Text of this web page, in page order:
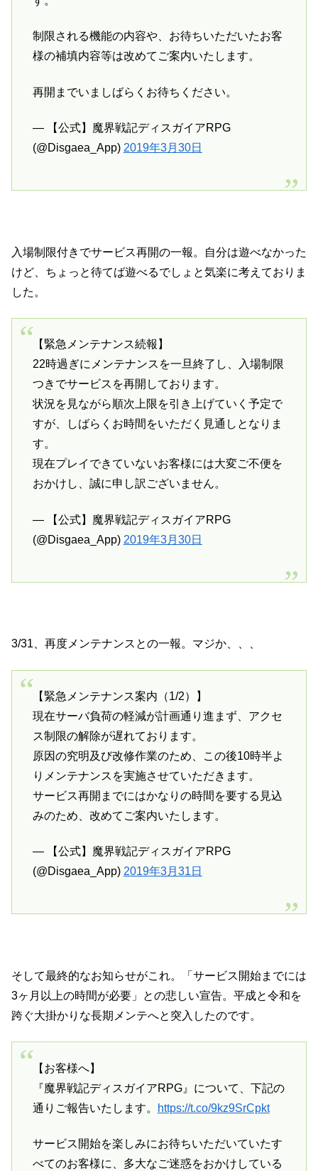
制限される機能の内容や、お待ちいただいたお客
様の補填内容等は改めてご案内いたします。
再開までいましばらくお待ちください。
— 【公式】魔界戦記ディスガイアRPG
(@Disgaea_App) 2019年3月30日
入場制限付きでサービス再開の一報。自分は遊べなかった
けど、ちょっと待てば遊べるでしょと気楽に考えておりま
した。
【緊急メンテナンス続報】
22時過ぎにメンテナンスを一旦終了し、入場制限
つきでサービスを再開しております。
状況を見ながら順次上限を引き上げていく予定で
すが、しばらくお時間をいただく見通しとなりま
す。
現在プレイできていないお客様には大変ご不便を
おかけし、誠に申し訳ございません。
— 【公式】魔界戦記ディスガイアRPG
(@Disgaea_App) 2019年3月30日
3/31、再度メンテナンスとの一報。マジか、、、
【緊急メンテナンス案内（1/2）】
現在サーバ負荷の軽減が計画通り進まず、アクセ
ス制限の解除が遅れております。
原因の究明及び改修作業のため、この後10時半よ
りメンテナンスを実施させていただきます。
サービス再開までにはかなりの時間を要する見込
みのため、改めてご案内いたします。
— 【公式】魔界戦記ディスガイアRPG
(@Disgaea_App) 2019年3月31日
そして最終的なお知らせがこれ。「サービス開始までには
3ヶ月以上の時間が必要」との悲しい宣告。平成と令和を
跨ぐ大掛かりな長期メンテへと突入したのです。
【お客様へ】
『魔界戦記ディスガイアRPG』について、下記の
通りご報告いたします。
https://t.co/9kz9SrCpkt
サービス開始を楽しみにお待ちいただいていたす
べてのお客様に、多大なご迷惑をおかけしている